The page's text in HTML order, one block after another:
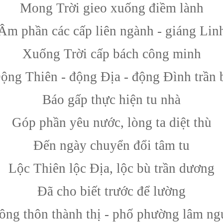
Mong Trời gieo xuống điềm lành
phần các cấp liên ngành - giáng
Xuống Trời cấp bách công minh
Thiên - động Địa - động Đình trần
Báo gấp thực hiện tu nhà
Góp phần yêu nước, lòng ta diệt thù
Đến ngày chuyển đổi tâm tu
Lộc Thiên lộc Địa, lộc bù trần dương
Đã cho biết trước để lường
thôn thành thị - phố phường lâm